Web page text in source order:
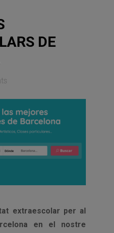
DE
extraescolar per al
en el nostre